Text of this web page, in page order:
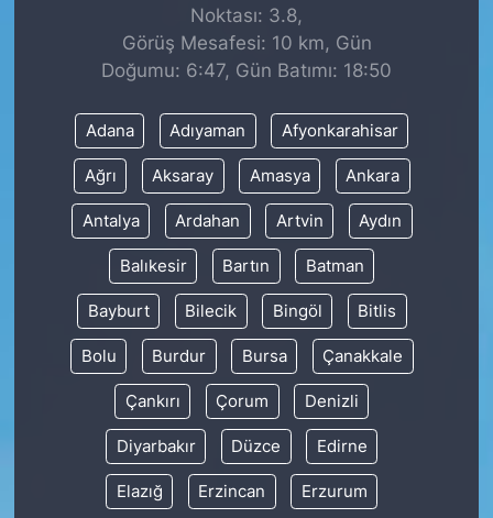
Noktası: 3.8,
Görüş Mesafesi: 10 km, Gün
Doğumu: 6:47, Gün Batımı: 18:50
Adana Adıyaman Afyonkarahisar
Ağrı Aksaray Amasya Ankara
Antalya Ardahan Artvin Aydın
Balıkesir Bartın Batman
Bayburt Bilecik Bingöl Bitlis
Bolu Burdur Bursa Çanakkale
Çankırı Çorum Denizli
Diyarbakır Düzce Edirne
Elazığ Erzincan Erzurum